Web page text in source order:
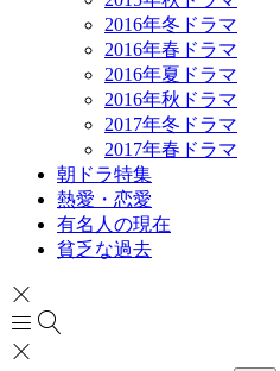
2016年冬ドラマ
2016年春ドラマ
2016年夏ドラマ
2016年秋ドラマ
2017年冬ドラマ
2017年春ドラマ
朝ドラ特集
熱愛・恋愛
有名人の現在
貧乏な過去